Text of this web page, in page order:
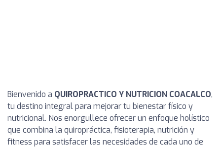
Bienvenido a QUIROPRACTICO Y NUTRICION COACALCO,
tu destino integral para mejorar tu bienestar físico y
nutricional. Nos enorgullece ofrecer un enfoque holístico
que combina la quiropráctica, fisioterapia, nutrición y
fitness para satisfacer las necesidades de cada uno de